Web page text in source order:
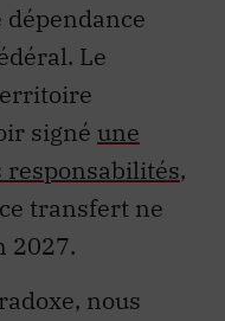
Le
signé une
,
transfert ne
2027.
nous